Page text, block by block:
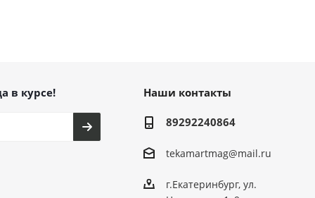
в курсе! Наши контакты
89292240864
tekamartmag@mail.ru
г.Екатеринбург, ул.